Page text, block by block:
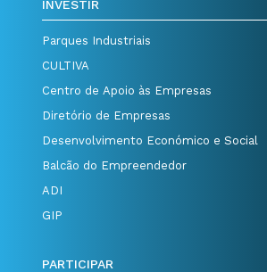
INVESTIR
Parques Industriais
CULTIVA
Centro de Apoio às Empresas
Diretório de Empresas
Desenvolvimento Económico e Social
Balcão do Empreendedor
ADI
GIP
PARTICIPAR